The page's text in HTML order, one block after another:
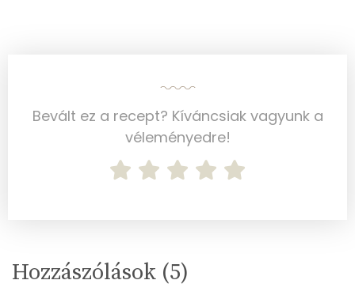
Kálcium
168 mg
Magnézium
Bevált ez a recept? Kíváncsiak vagyunk a
véleményedre!
Hozzászólások (5)